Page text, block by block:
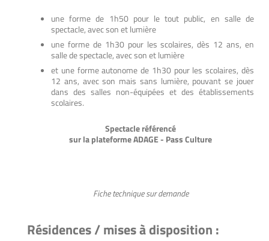
une forme de 1h50 pour le tout public, en salle de
spectacle, avec son et lumière
une forme de 1h30 pour les scolaires, dès 12 ans, en
salle de spectacle, avec son et lumière
et une forme autonome de 1h30 pour les scolaires, dès
12 ans, avec son mais sans lumière, pouvant se jouer
dans des salles non-équipées et des établissements
scolaires.
Spectacle référencé
sur la plateforme ADAGE - Pass Culture
Fiche technique sur demande
Résidences / mises à disposition :